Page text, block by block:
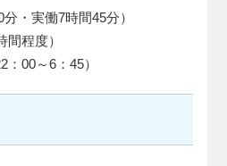
・実働7時間45分）
程度）
00～6：45）